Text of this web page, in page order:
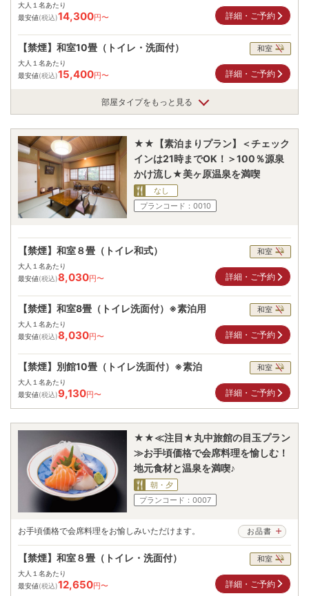
詳細・ご予約
大人１名あたり
最安値(税込)14,300円〜
【禁煙】和室10畳（トイレ・洗面付） 和室
詳細・ご予約
大人１名あたり
最安値(税込)15,400円〜
部屋タイプをもっと見る
★★【素泊まりプラン】＜チェック
インは21時までOK！＞100％源泉
かけ流し★美ヶ原温泉を満喫
なし
プランコード： 0010
【禁煙】和室８畳（トイレ和式） 和室
詳細・ご予約
大人１名あたり
最安値(税込)8,030円〜
【禁煙】和室8畳（トイレ洗面付）※素泊用 和室
詳細・ご予約
大人１名あたり
最安値(税込)8,030円〜
【禁煙】別館10畳（トイレ洗面付）※素泊 和室
詳細・ご予約
大人１名あたり
最安値(税込)9,130円〜
★★≪注目★丸中旅館の目玉プラン
≫お手頃価格で会席料理を愉しむ！
地元食材と温泉を満喫♪
朝・夕
プランコード：0007
お手頃価格で会席料理をお愉しみいただけます。 お品書
【禁煙】和室８畳（トイレ・洗面付） 和室
詳細・ご予約
大人１名あたり
最安値(税込)12,650円〜